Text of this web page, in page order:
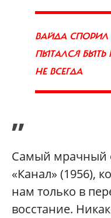
ВАЙДА СПОРИЛ
ПЫТАЛСЯ БЫТЬ
НЕ ВСЕГДА
”
Самый
«Канал» (1956),
нам только в
восстание.